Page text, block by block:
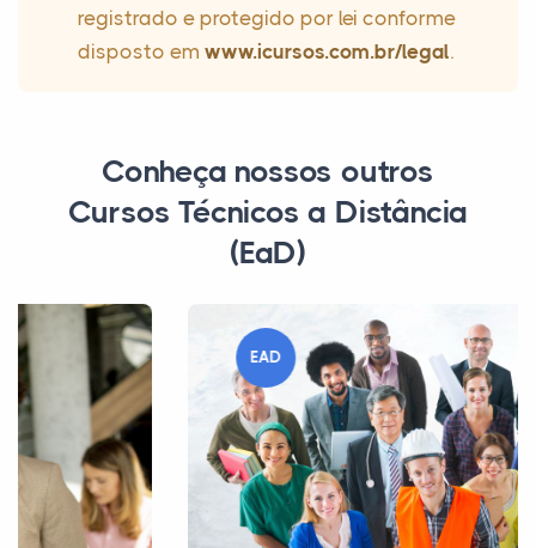
registrado e protegido por lei conforme
disposto em www.icursos.com.br/legal.
Conheça nossos outros
Cursos Técnicos a Distância
(EaD)